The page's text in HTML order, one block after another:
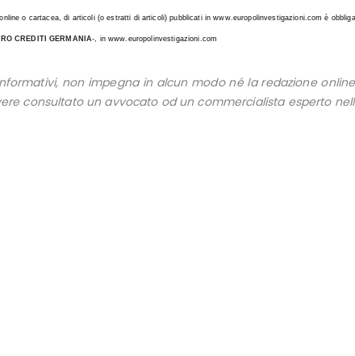
o cartacea, di articoli (o estratti di articoli) pubblicati in www.europolinvestigazioni.com è
CREDITI GERMANIA-, in www.europolinvestigazioni.com
non impegna in alcun modo né la redazione online
consultato un avvocato od un commercialista esperto